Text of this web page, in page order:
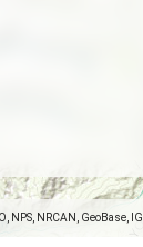
NPS, NRCAN,